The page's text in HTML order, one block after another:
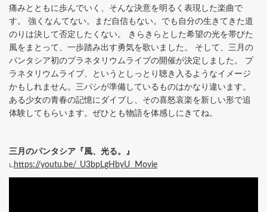
痛みとともに歩んでいく、そんな決意を明るく表現した楽曲で
す。 強くなんてない。まだ自信もない。でも自分の生きてきた道
のりは決して否定したくない。 きらきらとした希望の光を帯びた
風をまとって、一歩踏み出す勇気を歌いました。 そして、三月の
パンタシア初のプラネタリウムライブの開催が決定しました。 プ
ラネタリウムライブ、というとしっとり聴き入るようなイメージ
かもしれません。三パシが準備しているものはかなり違います。
ある少女の青春の記憶にダイブし、その喜怒哀楽を新しい形で追
体験してもらいます。ぜひとも物語を体感しにきてね。
三月のパンタシア『風、光る。』
∟ https://youtu.be/_U3bpLgHbyU Movie